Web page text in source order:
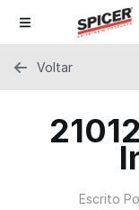
Escrito
Voltar